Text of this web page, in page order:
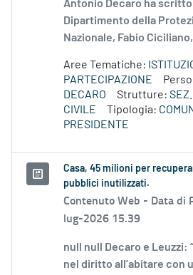
Antonio Decaro ha scritto
Dipartimento della
Nazionale, Fabio
Aree Tematiche:
PARTECIPAZIONE
DECARO
Strutture:
CIVILE
Tipologia:
PRESIDENTE
Casa, 45 milioni per
pubblici inutilizzati.
Contenuto Web - Data di
lug-2026 15.39
null null Decaro e Leuzzi:
nel diritto all’abitare con